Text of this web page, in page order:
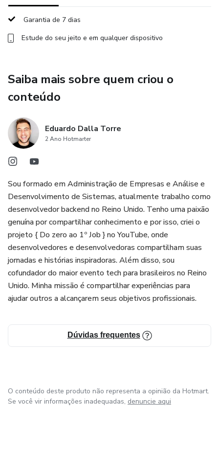
experiência.
🚀 Para quem é?
Iniciantes no mundo freelancer
Quem quer renda extra.
Pessoas que buscam liberdade de tempo e local.
Comece hoje sua jornada como Web Freelancer e
transforme seu tempo em renda!
👉 Inscreva-se agora no MFC e dê o primeiro passo.
Garantia de 7 dias
Estude do seu jeito e em qualquer dispositivo
Saiba mais sobre quem criou o
conteúdo
Eduardo Dalla Torre
2 Ano Hotmarter
Sou formado em Administração de Empresas e Análise e
Desenvolvimento de Sistemas, atualmente trabalho como
desenvolvedor backend no Reino Unido. Tenho uma paixão
genuína por compartilhar conhecimento e por isso, criei o
projeto { Do zero ao 1º Job } no YouTube, onde
desenvolvedores e desenvolvedoras compartilham suas
jornadas e histórias inspiradoras. Além disso, sou
cofundador do maior evento tech para brasileiros no Reino
Unido. Minha missão é compartilhar experiências para
ajudar outros a alcançarem seus objetivos profissionais.
Dúvidas frequentes
O conteúdo deste produto não representa a opinião da Hotmart.
Se você vir informações inadequadas, denuncie aqui